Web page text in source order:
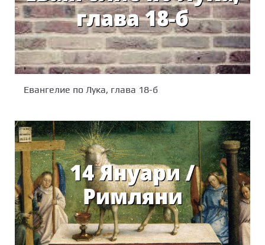
Евангелие по Лука, глава 18-б